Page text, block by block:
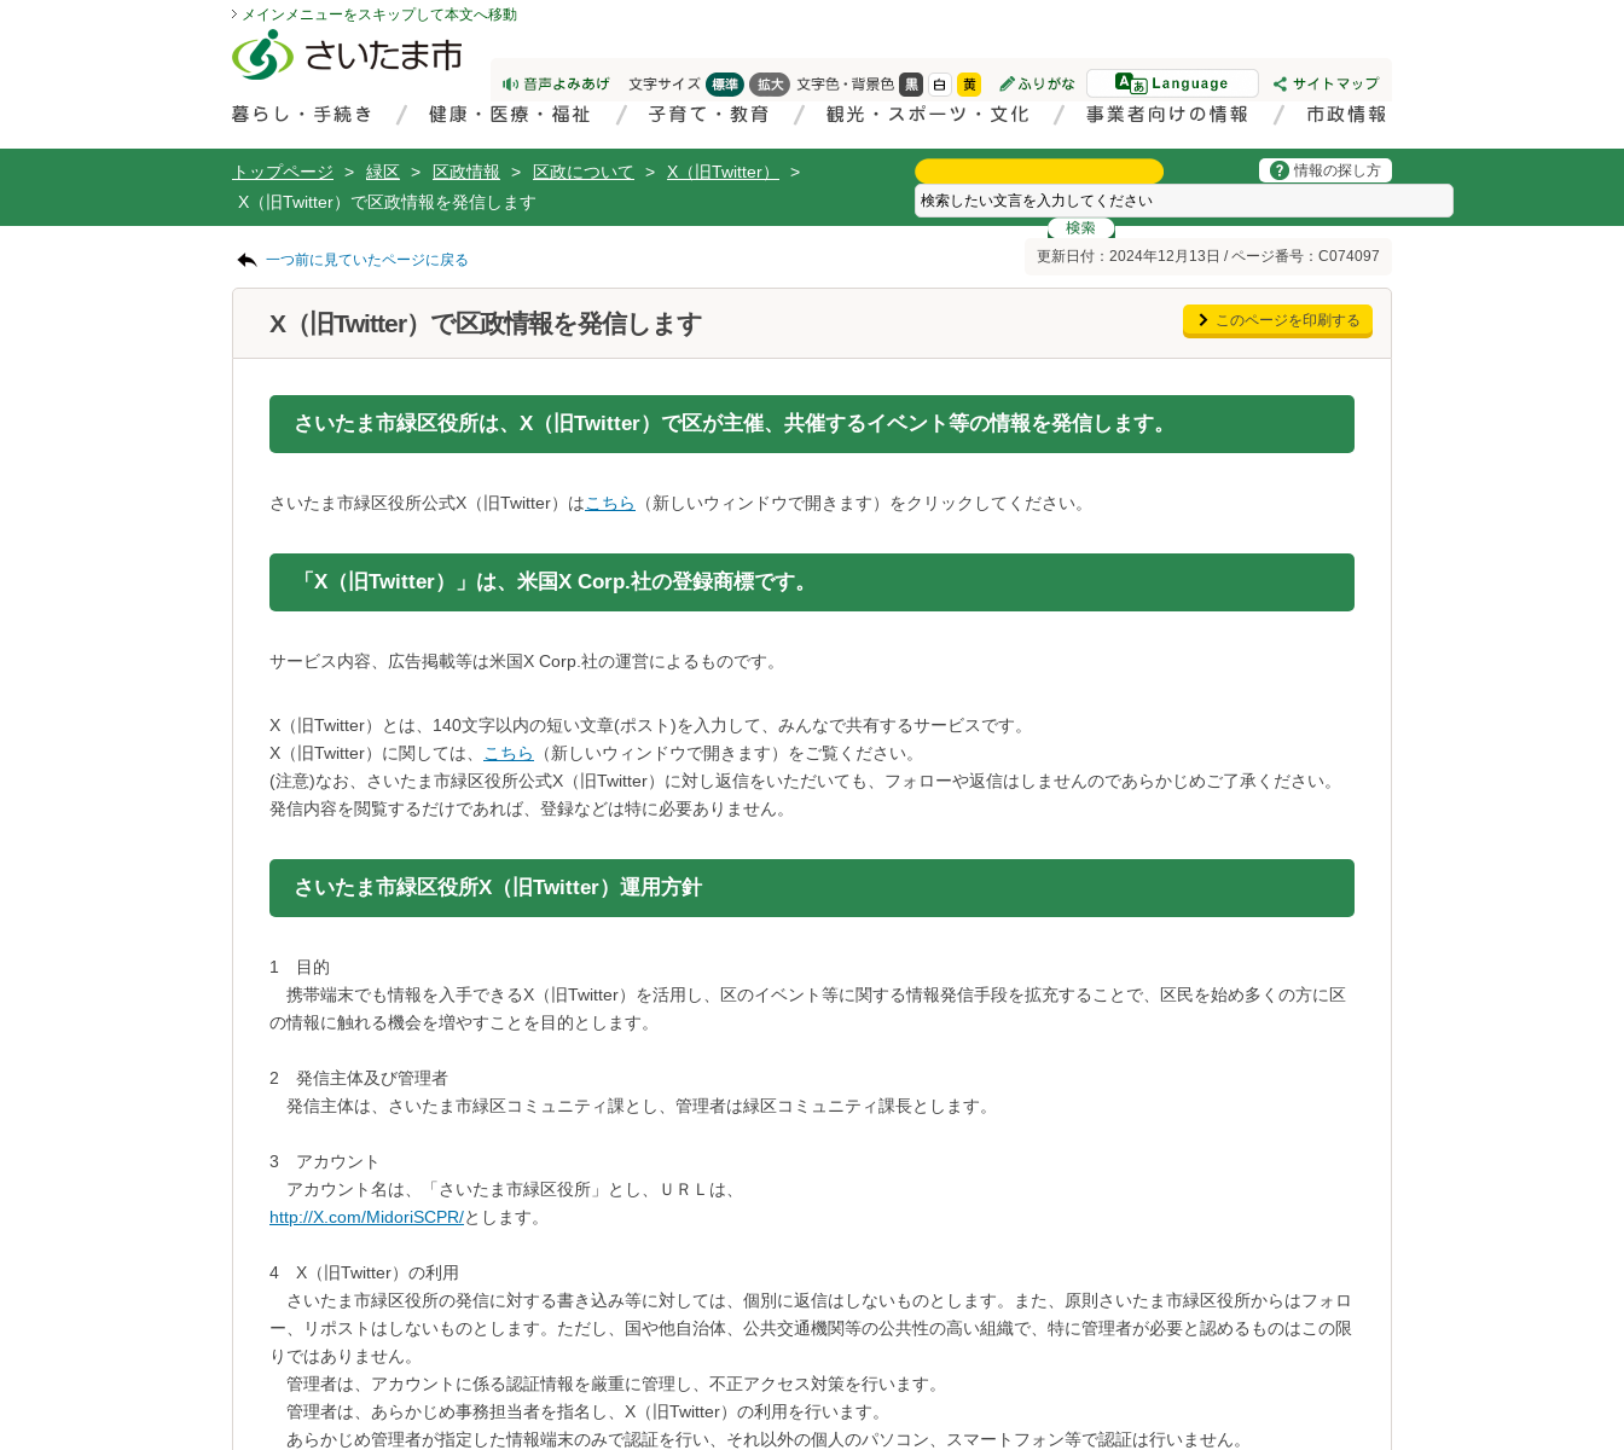
メインメニューをスキップして本文へ移動
トップページ > 緑区 > 区政情報 > 区政について > X（旧Twitter）
>
X（旧Twitter）で区政情報を発信します
情報の探し方
一つ前に見ていたページに戻る 更新日付：2024年12月13日 / ページ番号：C074097
X（旧Twitter）で区政情報を発信します このページを印刷する
さいたま市緑区役所は、X（旧Twitter）で区が主催、共催するイベント等の情報を発信します。
さいたま市緑区役所公式X（旧Twitter）はこちら （新しいウィンドウで開きます）をクリックしてください。
「X（旧Twitter）」は、米国X Corp.社の登録商標です。
サービス内容、広告掲載等は米国X Corp.社の運営によるものです。
X（旧Twitter）とは、140文字以内の短い文章(ポスト)を入力して、みんなで共有するサービスです。
X（旧Twitter）に関しては、
こちら
（新しいウィンドウで開きます）をご覧ください。
(注意)なお、さいたま市緑区役所公式X（旧Twitter）に対し返信をいただいても、フォローや返信はしませんのであらかじめご了承ください。
発信内容を閲覧するだけであれば、登録などは特に必要ありません。
さいたま市緑区役所X（旧Twitter）運用方針
1 目的
携帯端末でも情報を入手できるX（旧Twitter）を活用し、区のイベント等に関する情報発信手段を拡充することで、区民を始め多くの方に区
の情報に触れる機会を増やすことを目的とします。
2 発信主体及び管理者
発信主体は、さいたま市緑区コミュニティ課とし、管理者は緑区コミュニティ課長とします。
3 アカウント
アカウント名は、「さいたま市緑区役所」とし、ＵＲＬは、
http://X.com/MidoriSCPR/とします。
4 X（旧Twitter）の利用
さいたま市緑区役所の発信に対する書き込み等に対しては、個別に返信はしないものとします。また、原則さいたま市緑区役所からはフォロ
ー、リポストはしないものとします。ただし、国や他自治体、公共交通機関等の公共性の高い組織で、特に管理者が必要と認めるものはこの限
りではありません。
管理者は、アカウントに係る認証情報を厳重に管理し、不正アクセス対策を行います。
管理者は、あらかじめ事務担当者を指名し、X（旧Twitter）の利用を行います。
あらかじめ管理者が指定した情報端末のみで認証を行い、それ以外の個人のパソコン、スマートフォン等で認証は行いません。